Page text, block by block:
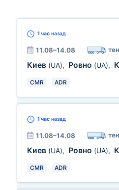
1 час назад
11.08–14.08
Киев (UA), Ровно (UA),
CMR ADR
1 час назад
11.08–14.08
Киев (UA), Ровно (UA),
CMR ADR